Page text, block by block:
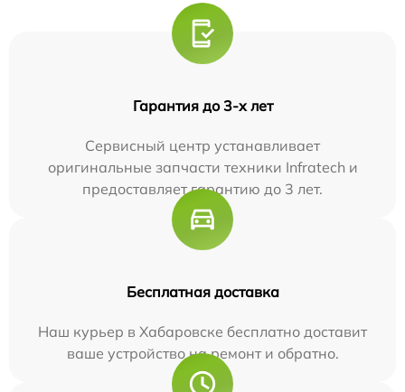
Гарантия до 3-х лет
Сервисный центр устанавливает
оригинальные запчасти техники Infratech и
предоставляет гарантию до 3 лет.
Бесплатная доставка
Наш курьер в Хабаровске бесплатно доставит
ваше устройство на ремонт и обратно.